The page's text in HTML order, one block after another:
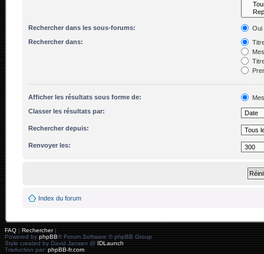
Rechercher dans les sous-forums:
Oui
Rechercher dans:
Afficher les résultats sous forme de:
Classer les résultats par:
Rechercher depuis:
Renvoyer les:
Index du forum
FAQ|Rechercher|
Powered byphpBB® Forum Software © phpBB Group
Style created by David Jansen @IDLaunch
Traduction par:phpBB-fr.com